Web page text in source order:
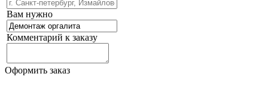
Вам нужно
Комментарий к заказу
Оформить заказ